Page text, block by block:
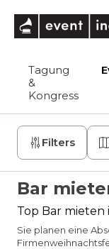
Tagung
&
Kongress
Filters
Bar
Top Bar
Sie planen eine